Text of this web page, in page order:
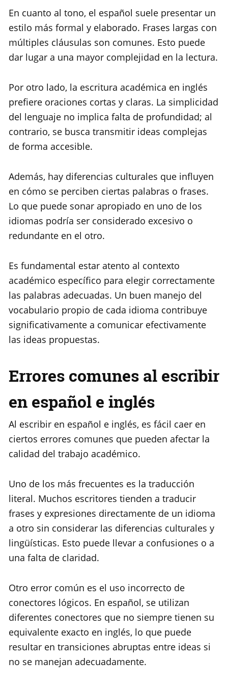
En cuanto al tono, el español suele presentar un
estilo más formal y elaborado. Frases largas con
múltiples cláusulas son comunes. Esto puede
dar lugar a una mayor complejidad en la lectura.
Por otro lado, la escritura académica en inglés
prefiere oraciones cortas y claras. La simplicidad
del lenguaje no implica falta de profundidad; al
contrario, se busca transmitir ideas complejas
de forma accesible.
Además, hay diferencias culturales que influyen
en cómo se perciben ciertas palabras o frases.
Lo que puede sonar apropiado en uno de los
idiomas podría ser considerado excesivo o
redundante en el otro.
Es fundamental estar atento al contexto
académico específico para elegir correctamente
las palabras adecuadas. Un buen manejo del
vocabulario propio de cada idioma contribuye
significativamente a comunicar efectivamente
las ideas propuestas.
Errores comunes al escribir
en español e inglés
Al escribir en español e inglés, es fácil caer en
ciertos errores comunes que pueden afectar la
calidad del trabajo académico.
Uno de los más frecuentes es la traducción
literal. Muchos escritores tienden a traducir
frases y expresiones directamente de un idioma
a otro sin considerar las diferencias culturales y
lingüísticas. Esto puede llevar a confusiones o a
una falta de claridad.
Otro error común es el uso incorrecto de
conectores lógicos. En español, se utilizan
diferentes conectores que no siempre tienen su
equivalente exacto en inglés, lo que puede
resultar en transiciones abruptas entre ideas si
no se manejan adecuadamente.